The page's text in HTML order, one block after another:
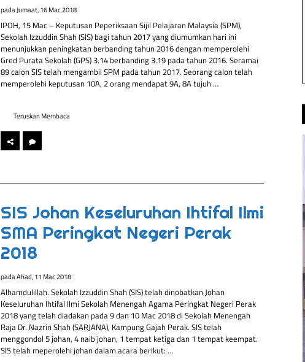
padaJumaat, 16 Mac 2018
IPOH, 15 Mac – Keputusan Peperiksaan Sijil Pelajaran Malaysia (SPM),
Sekolah Izzuddin Shah (SIS) bagi tahun 2017 yang diumumkan hari ini
menunjukkan peningkatan berbanding tahun 2016 dengan memperolehi
Gred Purata Sekolah (GPS) 3.14 berbanding 3.19 pada tahun 2016. Seramai
89 calon SIS telah mengambil SPM pada tahun 2017. Seorang calon telah
memperolehi keputusan 10A, 2 orang mendapat 9A, 8A tujuh …
Teruskan Membaca
SIS Johan Keseluruhan Ihtifal Ilmi
SMA Peringkat Negeri Perak
2018
padaAhad, 11 Mac 2018
Alhamdulillah. Sekolah Izzuddin Shah (SIS) telah dinobatkan Johan
Keseluruhan Ihtifal Ilmi Sekolah Menengah Agama Peringkat Negeri Perak
2018 yang telah diadakan pada 9 dan 10 Mac 2018 di Sekolah Menengah
Raja Dr. Nazrin Shah (SARJANA), Kampung Gajah Perak. SIS telah
menggondol 5 johan, 4 naib johan, 1 tempat ketiga dan 1 tempat keempat.
SIS telah meperolehi johan dalam acara berikut: …